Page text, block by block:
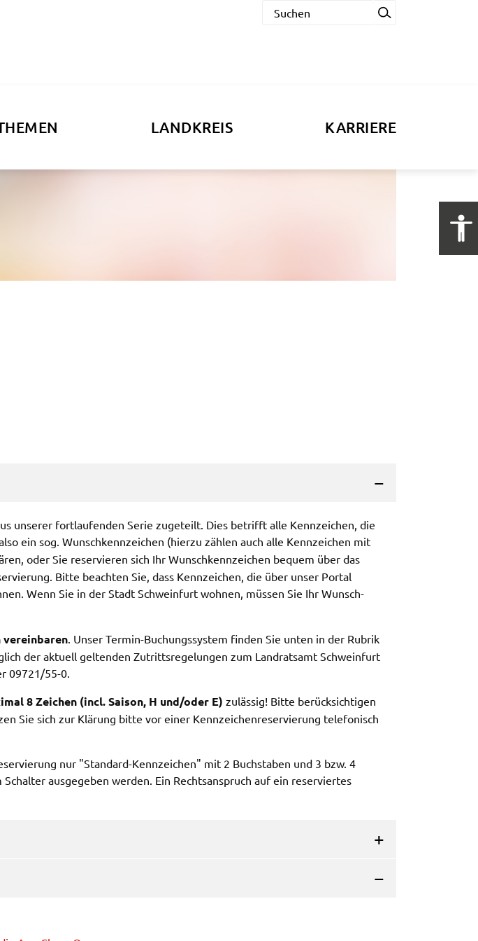
LANDKREIS KARRIERE
unse­rer fort­lau­fen­den Serie zuge­teilt. Dies betrifft alle Kenn­zei­chen, die
ein sog. Wunsch­kenn­zei­chen (hier­zu zählen auch alle Kenn­zei­chen mit
oder Sie reser­vie­ren sich Ihr Wunsch­kenn­zei­chen bequem über das
Bitte beach­ten Sie, dass Kenn­zei­chen, die über unser Portal
Wenn Sie in der Stadt Schwein­furt wohnen, müssen Sie Ihr Wunsch­
verein­ba­ren . Unser Termin-Buchungs­sys­tem finden Sie unten in der Rubrik
der aktu­ell gelten­den Zutritts­re­ge­lun­gen zum Land­rats­amt Schwein­furt
09721/55-0.
8 Zeichen (incl. Saison, H und/oder E) zuläs­sig! Bitte berück­sich­ti­gen
Sie sich zur Klärung bitte vor einer Kenn­zei­chen­re­ser­vie­rung tele­fo­nisch
nur "Stan­dard-Kenn­zei­chen" mit 2 Buch­sta­ben und 3 bzw. 4
ausge­ge­ben werden. Ein Rechts­an­spruch auf ein reser­vier­tes